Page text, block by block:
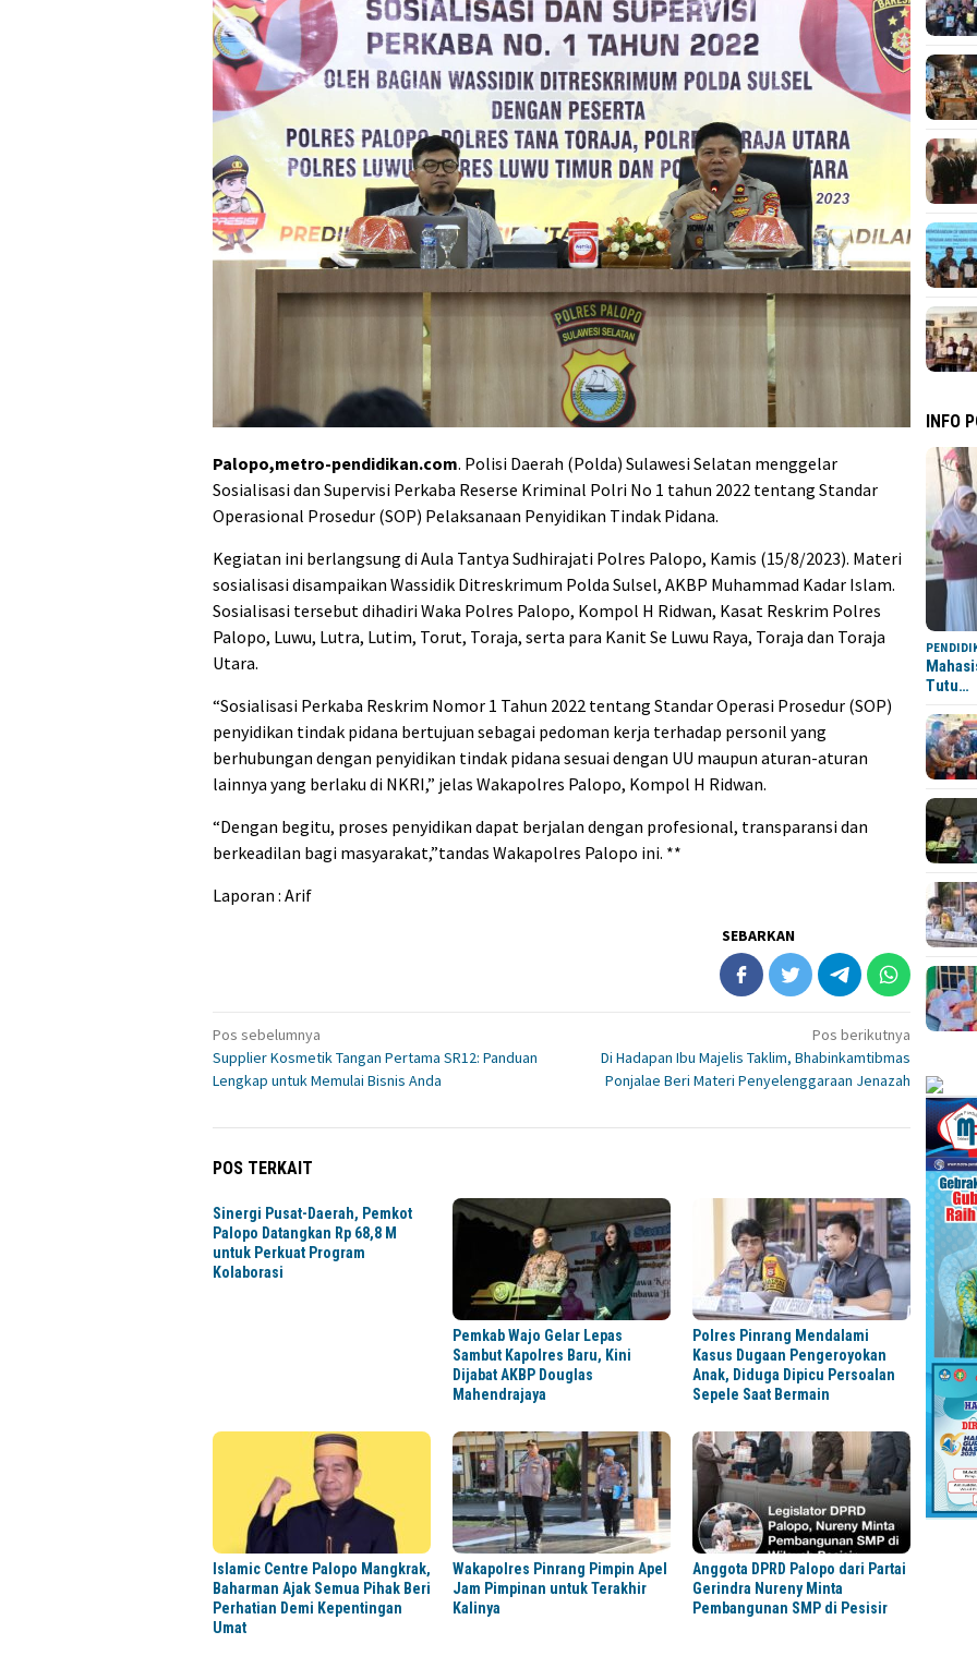
Palopo,metro-pendidikan.com. Polisi Daerah (Polda) Sulawesi Selatan menggelar
Sosialisasi dan Supervisi Perkaba Reserse Kriminal Polri No 1 tahun 2022 tentang Standar
Operasional Prosedur (SOP) Pelaksanaan Penyidikan Tindak Pidana.
Kegiatan ini berlangsung di Aula Tantya Sudhirajati Polres Palopo, Kamis (15/8/2023). Materi
sosialisasi disampaikan Wassidik Ditreskrimum Polda Sulsel, AKBP Muhammad Kadar Islam.
Sosialisasi tersebut dihadiri Waka Polres Palopo, Kompol H Ridwan, Kasat Reskrim Polres
Palopo, Luwu, Lutra, Lutim, Torut, Toraja, serta para Kanit Se Luwu Raya, Toraja dan Toraja
Utara.
“Sosialisasi Perkaba Reskrim Nomor 1 Tahun 2022 tentang Standar Operasi Prosedur (SOP)
penyidikan tindak pidana bertujuan sebagai pedoman kerja terhadap personil yang
berhubungan dengan penyidikan tindak pidana sesuai dengan UU maupun aturan-aturan
lainnya yang berlaku di NKRI,” jelas Wakapolres Palopo, Kompol H Ridwan.
“Dengan begitu, proses penyidikan dapat berjalan dengan profesional, transparansi dan
berkeadilan bagi masyarakat,”tandas Wakapolres Palopo ini. **
Laporan : Arif
SEBARKAN
Navigasi
pos
Pos sebelumnya
Supplier Kosmetik Tangan Pertama SR12: Panduan
Lengkap untuk Memulai Bisnis Anda
Pos berikutnya
Di Hadapan Ibu Majelis Taklim, Bhabinkamtibmas
Ponjalae Beri Materi Penyelenggaraan Jenazah
POS TERKAIT
Sinergi Pusat-Daerah, Pemkot
Palopo Datangkan Rp 68,8 M
untuk Perkuat Program
Kolaborasi
Pemkab Wajo Gelar Lepas
Sambut Kapolres Baru, Kini
Dijabat AKBP Douglas
Mahendrajaya
Polres Pinrang Mendalami
Kasus Dugaan Pengeroyokan
Anak, Diduga Dipicu Persoalan
Sepele Saat Bermain
Islamic Centre Palopo Mangkrak,
Baharman Ajak Semua Pihak Beri
Perhatian Demi Kepentingan
Umat
Wakapolres Pinrang Pimpin Apel
Jam Pimpinan untuk Terakhir
Kalinya
Anggota DPRD Palopo dari Partai
Gerindra Nureny Minta
Pembangunan SMP di Pesisir
INFO
Tutu…